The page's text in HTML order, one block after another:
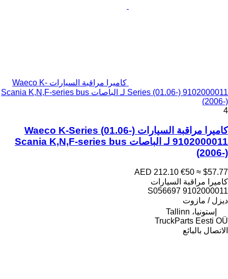
كاميرا مراقبة السيارات Waeco K-
Series (01.06-) 9102000011 لـ الباصات Scania K,N,F-series bus
(2006-)
4
كاميرا مراقبة السيارات Waeco K-Series (01.06-)
9102000011 لـ الباصات Scania K,N,F-series bus
(2006-)
AED 212.10 €50 ≈ $57.77
كاميرا مراقبة السيارات
9102000011 S056697
ديزل / مازوت
إستونيا، Tallinn
TruckParts Eesti OÜ
الاتصال بالبائع